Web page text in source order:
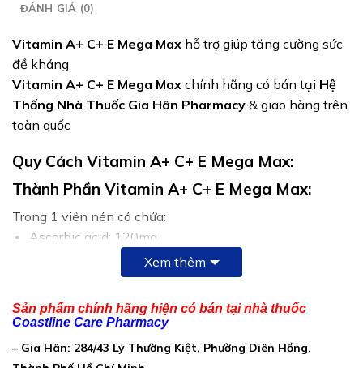
ĐÁNH GIÁ (0)
Vitamin A+ C+ E Mega Max hỗ trợ giúp tăng cường sức
đề kháng
Vitamin A+ C+ E Mega Max chính hãng có bán tại Hệ
Thống Nhà Thuốc Gia Hân Pharmacy & giao hàng trên
toàn quốc
Quy Cách Vitamin A+ C+ E Mega Max:
Thành Phần Vitamin A+ C+ E Mega Max:
Trong 1 viên nén có chứa:
Ascorbic acid: 120mg
Ester của axti béo vitamin A gốc dầu: 991,3 µg
Chiết xuất cam: 0,1mg
Xem thêm
Sản phẩm chính hãng hiện có bán tại nhà thuốc
Coastline Care Pharmacy
– Gia Hân: 284/43 Lý Thường Kiệt, Phường Diên Hồng,